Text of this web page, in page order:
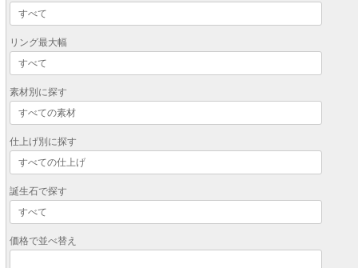
リング最大幅
素材別に探す
仕上げ別に探す
誕生石で探す
価格で並べ替え